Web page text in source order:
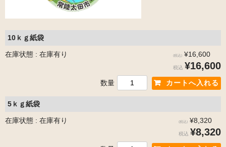
10ｋｇ紙袋
在庫状態 : 在庫有り (税込) ¥16,600
税込 ¥16,600
数量
5ｋｇ紙袋
在庫状態 : 在庫有り (税込) ¥8,320
税込 ¥8,320